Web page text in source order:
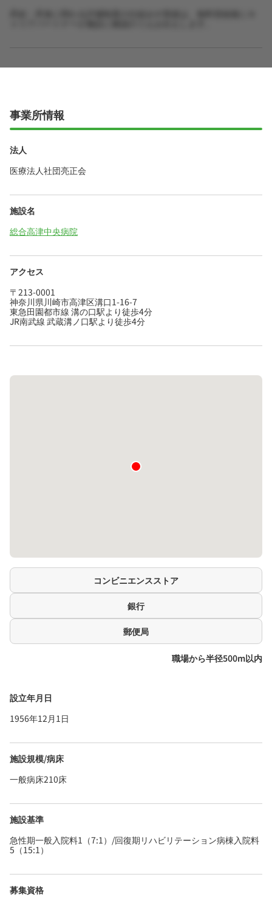
事業所情報
法人
医療法人社団亮正会
施設名
総合高津中央病院
アクセス
〒213-0001
神奈川県川崎市高津区溝口1-16-7
東急田園都市線 溝の口駅より徒歩4分
JR南武線 武蔵溝ノ口駅より徒歩4分
コンビニエンスストア
銀行
郵便局
職場から半径500m以内
設立年月日
1956年12月1日
施設規模/病床
一般病床210床
施設基準
急性期一般入院料1（7:1）/回復期リハビリテーション病棟入院料
5（15:1）
募集資格